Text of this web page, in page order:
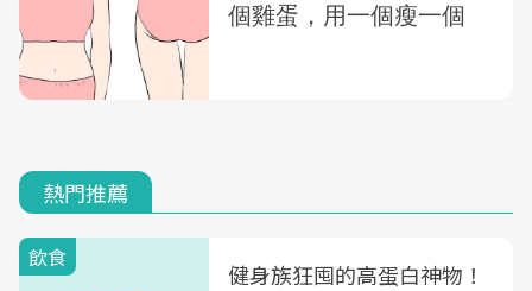
熱門推薦
飲食
健身族狂囤的高蛋白神物！